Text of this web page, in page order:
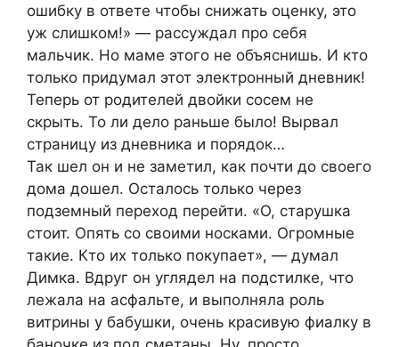
ошибку в ответе чтобы снижать оценку, это
уж слишком!» — рассуждал про себя
мальчик. Но маме этого не объяснишь. И кто
только придумал этот электронный дневник!
Теперь от родителей двойки сосем не
скрыть. То ли дело раньше было! Вырвал
страницу из дневника и порядок…
Так шел он и не заметил, как почти до своего
дома дошел. Осталось только через
подземный переход перейти. «О, старушка
стоит. Опять со своими носками. Огромные
такие. Кто их только покупает», — думал
Димка. Вдруг он углядел на подстилке, что
лежала на асфальте, и выполняла роль
витрины у бабушки, очень красивую фиалку в